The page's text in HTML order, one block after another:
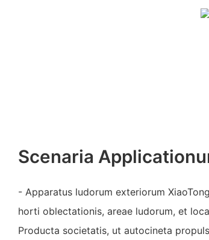
Scenaria
- Apparatus ludorum exteriorum
horti oblectationis, areae ludorum, et
Producta societatis, ut autocineta